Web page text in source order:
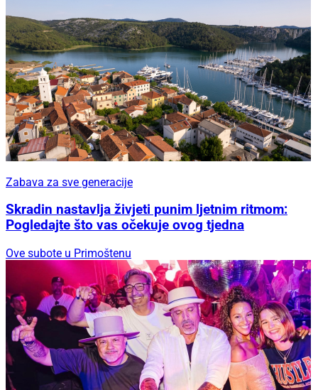
Zabava za sve generacije
Skradin nastavlja živjeti punim ljetnim ritmom:
Pogledajte što vas očekuje ovog tjedna
Ove subote u Primoštenu